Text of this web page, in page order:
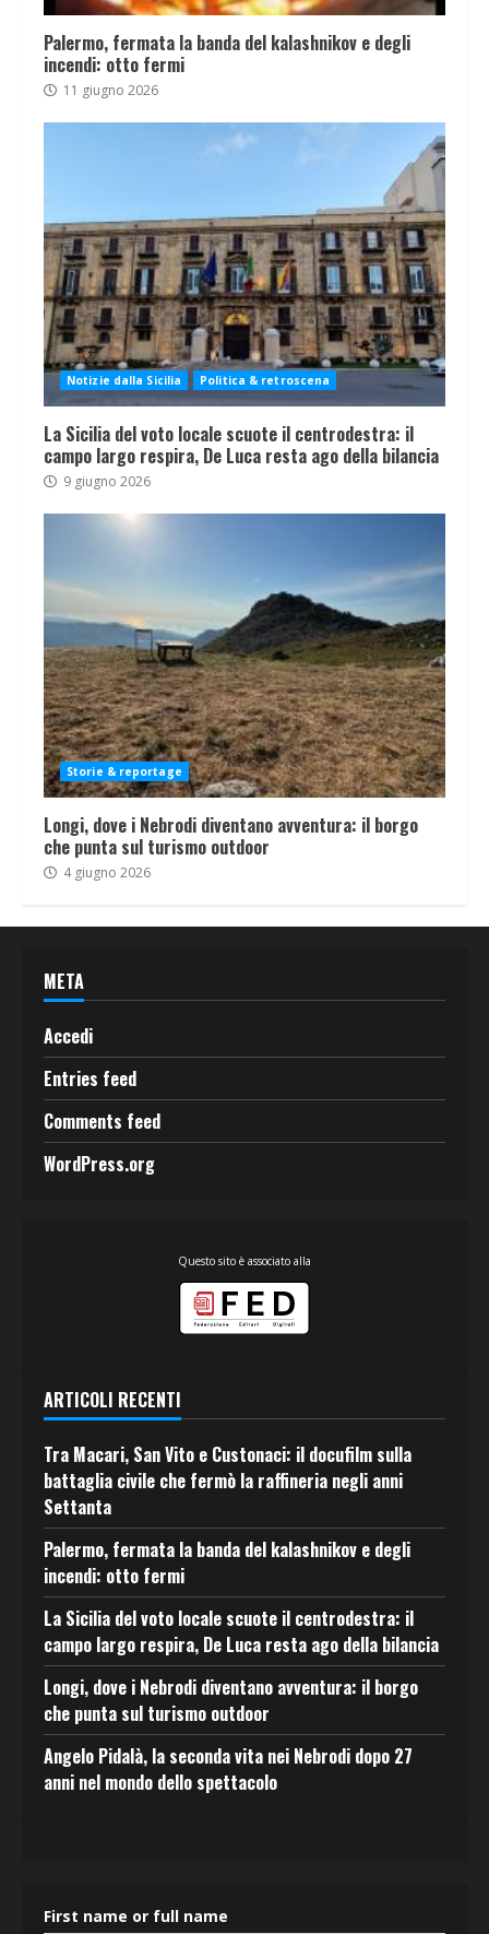
Palermo, fermata la banda del kalashnikov e degli
incendi: otto fermi
11 giugno 2026
Notizie dalla Sicilia Politica & retroscena
La Sicilia del voto locale scuote il centrodestra: il
campo largo respira, De Luca resta ago della bilancia
9 giugno 2026
Storie & reportage
Longi, dove i Nebrodi diventano avventura: il borgo
che punta sul turismo outdoor
4 giugno 2026
META
Accedi
Entries feed
Comments feed
WordPress.org
Questo sito è associato alla
ARTICOLI RECENTI
Tra Macari, San Vito e Custonaci: il docufilm sulla
battaglia civile che fermò la raffineria negli anni
Settanta
Palermo, fermata la banda del kalashnikov e degli
incendi: otto fermi
La Sicilia del voto locale scuote il centrodestra: il
campo largo respira, De Luca resta ago della bilancia
Longi, dove i Nebrodi diventano avventura: il borgo
che punta sul turismo outdoor
Angelo Pidalà, la seconda vita nei Nebrodi dopo 27
anni nel mondo dello spettacolo
First name or full name